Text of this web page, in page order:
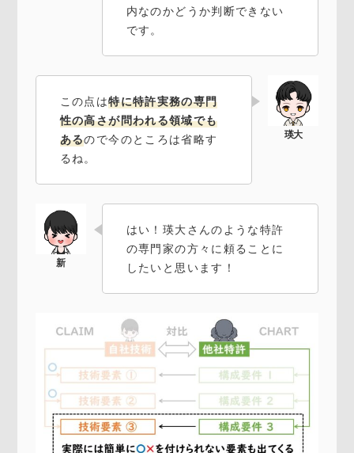
内なのかどうか判断できない
です。
この点は特に特許実務の専門
性の高さが問われる領域でも
あるので今のところは省略す
るね。
はい！瑛大さんのような特許
の専門家の方々に頼ることに
したいと思います！